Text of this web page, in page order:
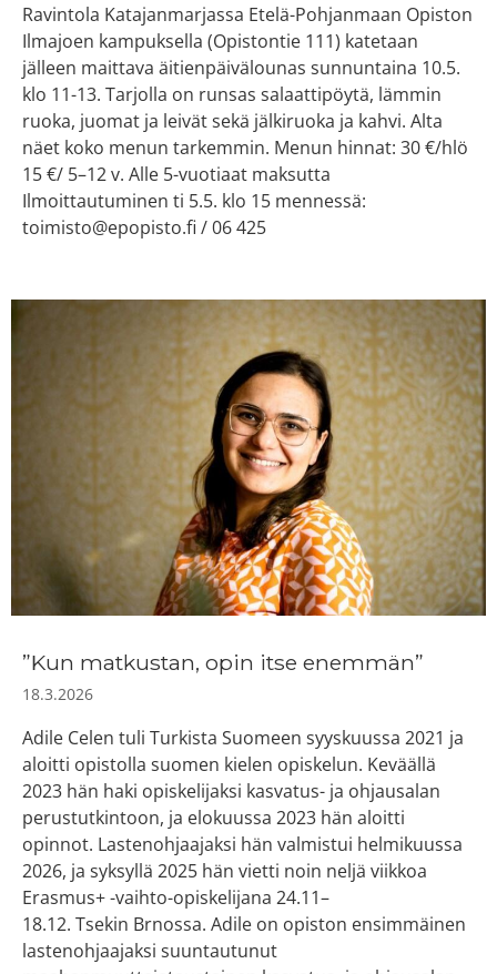
Ravintola Katajanmarjassa Etelä-Pohjanmaan Opiston
Ilmajoen kampuksella (Opistontie 111) katetaan
jälleen maittava äitienpäivälounas sunnuntaina 10.5.
klo 11-13. Tarjolla on runsas salaattipöytä, lämmin
ruoka, juomat ja leivät sekä jälkiruoka ja kahvi. Alta
näet koko menun tarkemmin. Menun hinnat: 30 €/hlö
15 €/ 5–12 v. Alle 5-vuotiaat maksutta
Ilmoittautuminen ti 5.5. klo 15 mennessä:
toimisto@epopisto.fi / 06 425
”Kun matkustan, opin itse enemmän”
18.3.2026
Adile Celen tuli Turkista Suomeen syyskuussa 2021 ja
aloitti opistolla suomen kielen opiskelun. Keväällä
2023 hän haki opiskelijaksi kasvatus- ja ohjausalan
perustutkintoon, ja elokuussa 2023 hän aloitti
opinnot. Lastenohjaajaksi hän valmistui helmikuussa
2026, ja syksyllä 2025 hän vietti noin neljä viikkoa
Erasmus+ -vaihto-opiskelijana 24.11–
18.12. Tsekin Brnossa. Adile on opiston ensimmäinen
lastenohjaajaksi suuntautunut